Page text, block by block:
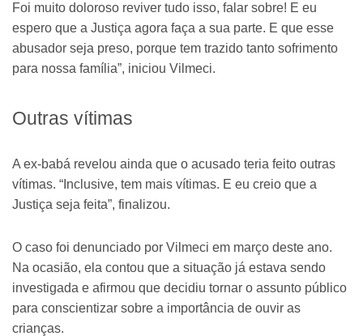
Foi muito doloroso reviver tudo isso, falar sobre! E eu
espero que a Justiça agora faça a sua parte. E que esse
abusador seja preso, porque tem trazido tanto sofrimento
para nossa família”, iniciou Vilmeci.
Outras vítimas
A ex-babá revelou ainda que o acusado teria feito outras
vítimas. “Inclusive, tem mais vítimas. E eu creio que a
Justiça seja feita”, finalizou.
O caso foi denunciado por Vilmeci em março deste ano.
Na ocasião, ela contou que a situação já estava sendo
investigada e afirmou que decidiu tornar o assunto público
para conscientizar sobre a importância de ouvir as
crianças.